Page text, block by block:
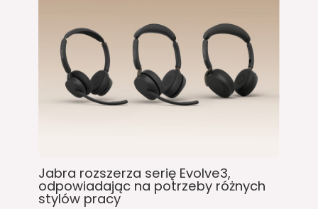
Jabra rozszerza serię Evolve3,
odpowiadając na potrzeby różnych
stylów pracy